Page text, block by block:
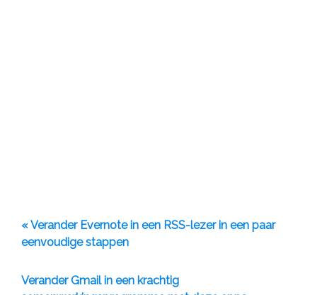
« Verander Evernote in een RSS-lezer in een paar
eenvoudige stappen
Verander Gmail in een krachtig